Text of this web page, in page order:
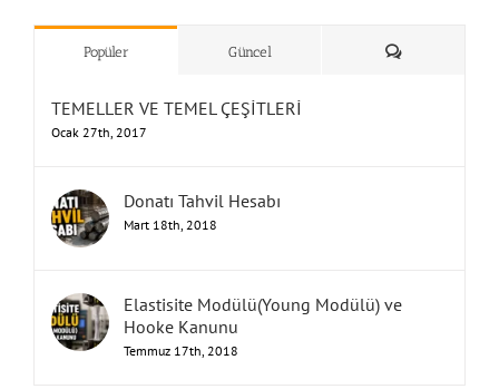
& ”Humbarahane”
Popüler Güncel Yorum
TEMELLER VE TEMEL ÇEŞİTLERİ
Ocak 27th, 2017
Donatı Tahvil Hesabı
Mart 18th, 2018
Elastisite Modülü(Young Modülü) ve
Hooke Kanunu
Temmuz 17th, 2018